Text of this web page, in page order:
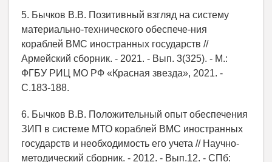
5. Бычков В.В. Позитивный взгляд на систему
материально-технического обеспече-ния
кораблей ВМС иностранных государств //
Армейский сборник. - 2021. - Вып. 3(325). - М.:
ФГБУ РИЦ МО РФ «Красная звезда», 2021. -
С.183-188.
6. Бычков В.В. Положительный опыт обеспечения
ЗИП в системе МТО кораблей ВМС иностранных
государств и необходимость его учета // Научно-
методический сборник. - 2012. - Вып.12. - СПб: